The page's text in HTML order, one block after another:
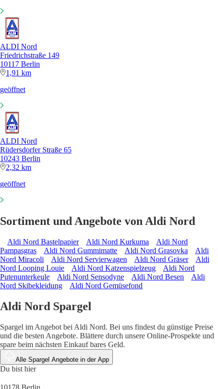
ALDI Nord
Friedrichstraße 149
10117 Berlin
1,91 km
geöffnet
ALDI Nord
Rüdersdorfer Straße 65
10243 Berlin
2,32 km
geöffnet
Sortiment und Angebote von Aldi Nord
Aldi Nord Bastelpapier Aldi Nord Kurkuma
Aldi Nord
Pampasgras
Aldi Nord Gummimatte Aldi Nord Grasovka
Aldi
Nord Miracoli
Aldi Nord Servierwagen Aldi Nord Gräser
Aldi
Nord Looping Louie
Aldi Nord Katzenspielzeug
Aldi Nord
Putenunterkeule
Aldi Nord Sensodyne Aldi Nord Besen
Aldi
Nord Skibekleidung
Aldi Nord Gemüsefond
Aldi Nord Spargel
Spargel im Angebot bei Aldi Nord. Bei uns findest du günstige Preise
und die besten Angebote. Blättere durch unsere Online-Prospekte und
spare beim nächsten Einkauf bares Geld.
Alle Spargel Angebote in der App
Du bist hier
10178 Berlin